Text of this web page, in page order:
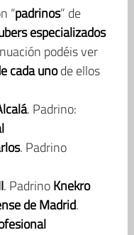
“padrinos” de
especializados
podéis ver
cada unode ellos
. Padrino:
. Padrino
. PadrinoKnekro
de Madrid.